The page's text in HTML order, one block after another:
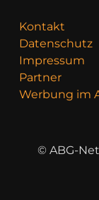
Kontakt
Datenschutz
Impressum
Partner
Werbung im
© ABG-